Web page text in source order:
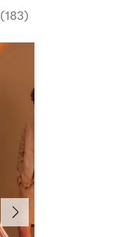
(183)
Continuar